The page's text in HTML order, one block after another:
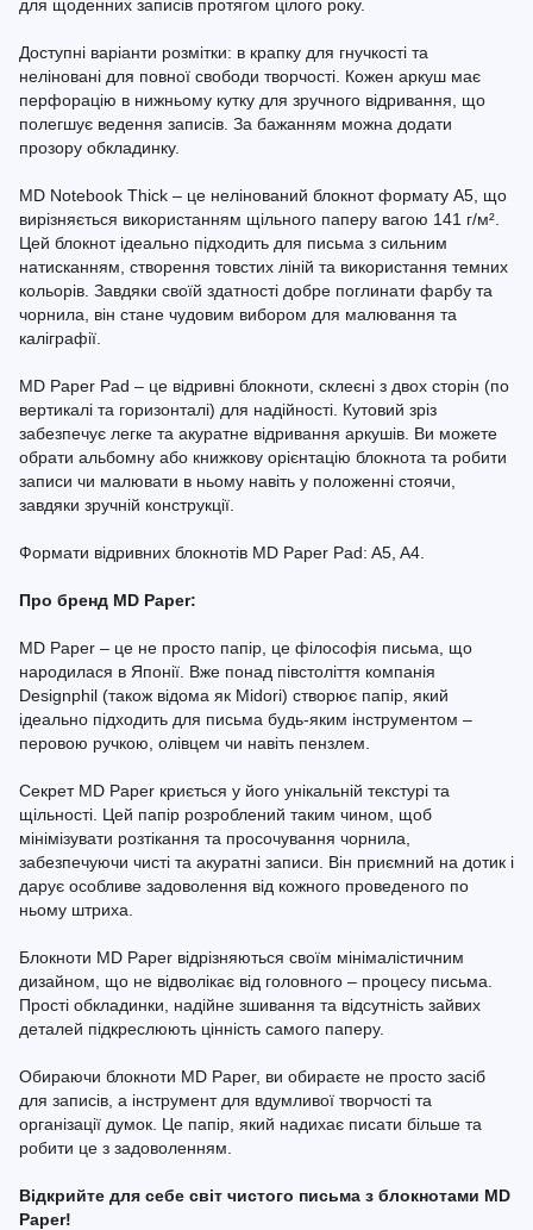
для щоденних записів протягом цілого року.
Доступні варіанти розмітки: в крапку для гнучкості та
неліновані для повної свободи творчості. Кожен аркуш має
перфорацію в нижньому кутку для зручного відривання, що
полегшує ведення записів. За бажанням можна додати
прозору обкладинку.
MD Notebook Thick – це нелінований блокнот формату A5, що
вирізняється використанням щільного паперу вагою 141 г/м².
Цей блокнот ідеально підходить для письма з сильним
натисканням, створення товстих ліній та використання темних
кольорів. Завдяки своїй здатності добре поглинати фарбу та
чорнила, він стане чудовим вибором для малювання та
каліграфії.
MD Paper Pad – це відривні блокноти, склеєні з двох сторін (по
вертикалі та горизонталі) для надійності. Кутовий зріз
забезпечує легке та акуратне відривання аркушів. Ви можете
обрати альбомну або книжкову орієнтацію блокнота та робити
записи чи малювати в ньому навіть у положенні стоячи,
завдяки зручній конструкції.
Формати відривних блокнотів MD Paper Pad: A5, A4.
Про бренд MD Paper:
MD Paper – це не просто папір, це філософія письма, що
народилася в Японії. Вже понад півстоліття компанія
Designphil (також відома як Midori) створює папір, який
ідеально підходить для письма будь-яким інструментом –
перовою ручкою, олівцем чи навіть пензлем.
Секрет MD Paper криється у його унікальній текстурі та
щільності. Цей папір розроблений таким чином, щоб
мінімізувати розтікання та просочування чорнила,
забезпечуючи чисті та акуратні записи. Він приємний на дотик і
дарує особливе задоволення від кожного проведеного по
ньому штриха.
Блокноти MD Paper відрізняються своїм мінімалістичним
дизайном, що не відволікає від головного – процесу письма.
Прості обкладинки, надійне зшивання та відсутність зайвих
деталей підкреслюють цінність самого паперу.
Обираючи блокноти MD Paper, ви обираєте не просто засіб
для записів, а інструмент для вдумливої творчості та
організації думок. Це папір, який надихає писати більше та
робити це з задоволенням.
Відкрийте для себе світ чистого письма з блокнотами MD
Paper!